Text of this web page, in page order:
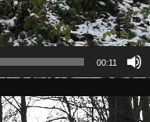
00:11